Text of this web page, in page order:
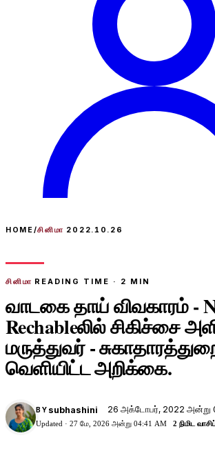
HOME/சினிமா 2022.10.26
சினிமா READING TIME · 2 MIN
வாடகை தாய் விவகாரம் -
Rechableலில் சிகிச்சை
மருத்துவர் -
வெளியிட்ட அறிக்கை.
BY subhashini 26 அக்டோபர், 2022 அன்று
Updated · 27 மே, 2026 அன்று 04:41 AM 2 நிமிட